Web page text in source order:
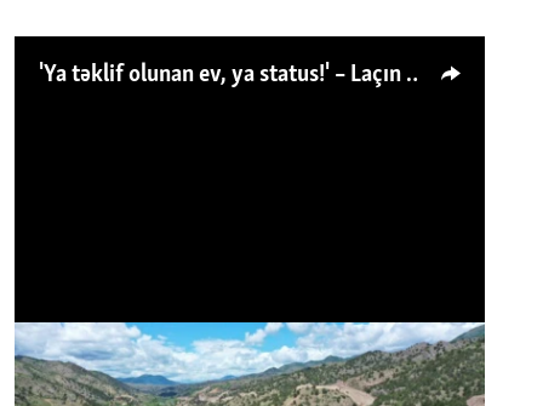
'Ya təklif olunan ev, ya status!' – Laçın köçkünü: 'Laçından başqa heç hara!'